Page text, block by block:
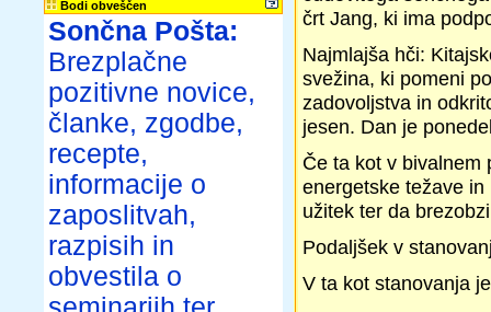
Bodi obveščen
Sončna Pošta:
Brezplačne
pozitivne novice,
članke, zgodbe,
recepte,
informacije o
zaposlitvah,
razpisih in
obvestila o
črt Jang, ki ima
Najmlajša hči:
svežina, ki pomeni
zadovoljstva in
jesen. Dan je
Če ta kot v bivalnem
energetske težave
užitek ter da
Podaljšek v
V ta kot stanovanja